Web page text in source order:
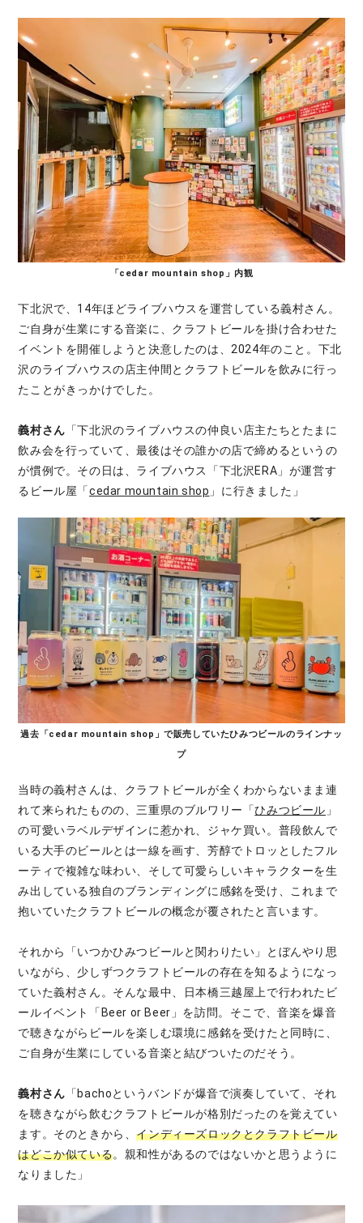
「cedar mountain shop」内観
下北沢で、14年ほどライブハウスを運営している義村さん。
ご自身が生業にする音楽に、クラフトビールを掛け合わせた
イベントを開催しようと決意したのは、2024年のこと。下北
沢のライブハウスの店主仲間とクラフトビールを飲みに行っ
たことがきっかけでした。
義村さん 「下北沢のライブハウスの仲良い店主たちとたまに
飲み会を行っていて、最後はその誰かの店で締めるというの
が慣例で。その日は、ライブハウス「下北沢ERA」が運営す
るビール屋「cedar mountain shop 」に行きました」
過去 「cedar mountain shop」で販売していたひみつビールのラインナッ
プ
当時の義村さんは、クラフトビールが全くわからないまま連
れて来られたものの、三重県のブルワリー「ひみつビール 」
の可愛いラベルデザインに惹かれ、ジャケ買い。普段飲んで
いる大手のビールとは一線を画す、芳醇でトロッとしたフル
ーティで複雑な味わい、そして可愛らしいキャラクターを生
み出している独自のブランディングに感銘を受け、これまで
抱いていたクラフトビールの概念が覆されたと言います。
それから「いつかひみつビールと関わりたい」とぼんやり思
いながら、少しずつクラフトビールの存在を知るようになっ
ていた義村さん。そんな最中、日本橋三越屋上で行われたビ
ールイベント「Beer or Beer」を訪問。そこで、音楽を爆音
で聴きながらビールを楽しむ環境に感銘を受けたと同時に、
ご自身が生業にしている音楽と結びついたのだそう。
義村さん 「bachoというバンドが爆音で演奏していて、それ
を聴きながら飲むクラフトビールが格別だったのを覚えてい
ます。そのときから、インディーズロックとクラフトビール
はどこか似ている。親和性があるのではないかと思うように
なりました」